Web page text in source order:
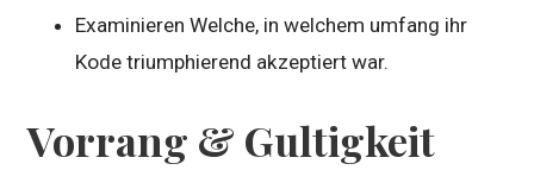
Examinieren Welche, in welchem umfang ihr
Kode triumphierend akzeptiert war.
Vorrang & Gultigkeit